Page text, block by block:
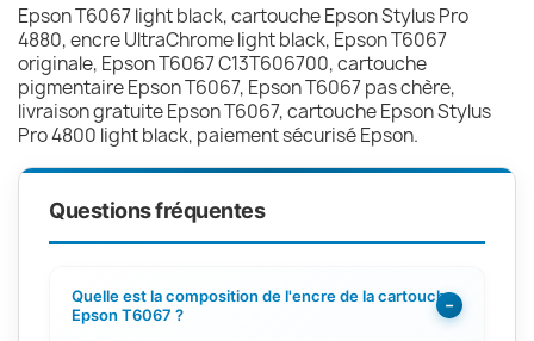
Epson T6067 light black, cartouche Epson Stylus Pro
4880, encre UltraChrome light black, Epson T6067
originale, Epson T6067 C13T606700, cartouche
pigmentaire Epson T6067, Epson T6067 pas chère,
livraison gratuite Epson T6067, cartouche Epson Stylus
Pro 4800 light black, paiement sécurisé Epson.
Questions fréquentes
Quelle est la composition de l'encre de la cartouche
Epson T6067 ?
−